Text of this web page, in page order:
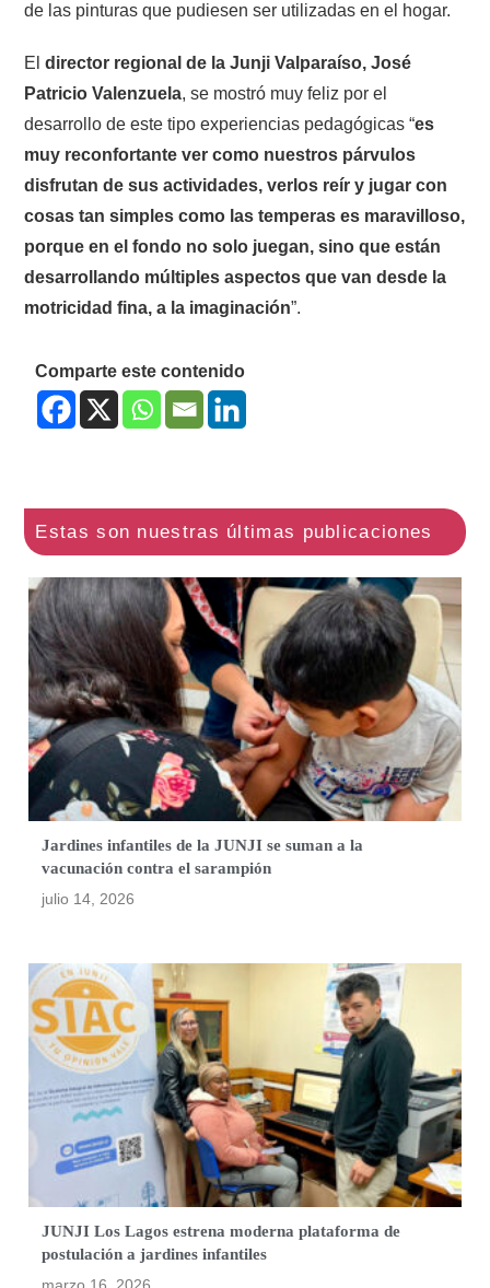
de las pinturas que pudiesen ser utilizadas en el hogar.
Eldirector regional de la Junji Valparaíso, José
Patricio Valenzuela, se mostró muy feliz por el
desarrollo de este tipo experiencias pedagógicas “es
muy reconfortante ver como nuestros párvulos
disfrutan de sus actividades, verlos reír y jugar con
cosas tan simples como las temperas es maravilloso,
porque en el fondo no solo juegan, sino que están
desarrollando múltiples aspectos que van desde la
motricidad fina, a la imaginación”.
Comparte este contenido
Jardines infantiles de la JUNJI se suman a la
vacunación contra el sarampión
julio 14, 2026
JUNJI Los Lagos estrena moderna plataforma de
postulación a jardines infantiles